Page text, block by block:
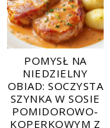
POMYSŁ NA
NIEDZIELNY
OBIAD: SOCZYSTA
SZYNKA W SOSIE
POMIDOROWO-
KOPERKOWYM Z